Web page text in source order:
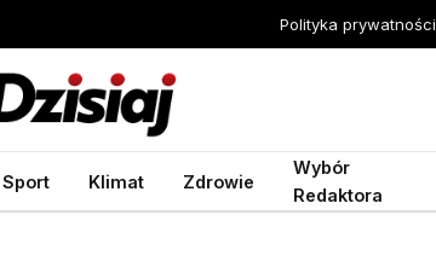
Polityka prywatności
Sport Klimat Zdrowie
Wybór
Redaktora